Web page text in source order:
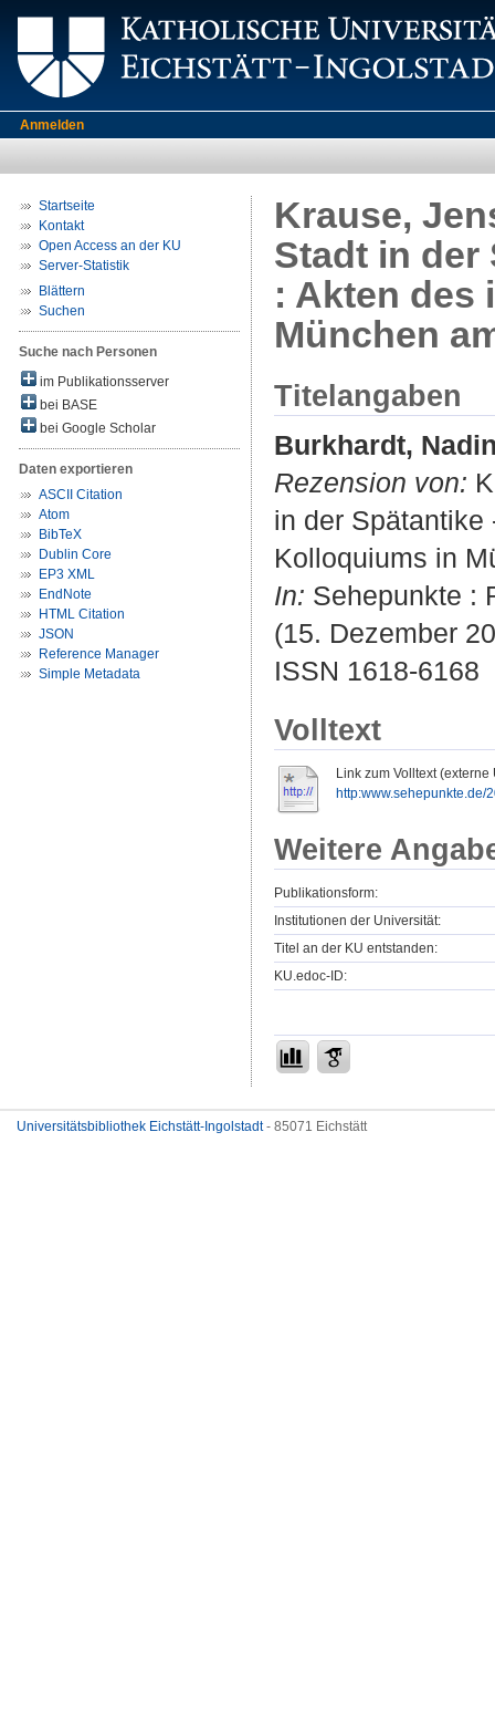
Anmelden
Startseite
Kontakt
Open Access an der KU
Server-Statistik
Blättern
Suchen
Suche nach Personen
im Publikationsserver
bei BASE
bei Google Scholar
Daten exportieren
ASCII Citation
Atom
BibTeX
Dublin Core
EP3 XML
EndNote
HTML Citation
JSON
Reference Manager
Simple Metadata
Krause,
Stadt in der
: Akten des
München
Titelangaben
Burkhardt,
Rezension von:
in der Spätantike
Kolloquiums in
In: Sehepunkte :
(15. Dezember
ISSN 1618-6168
Volltext
Link zum Volltext (externe
http:www.sehepunkte.de/
Weitere
Publikationsform:
Institutionen der Universität:
Titel an der KU entstanden:
KU.edoc-ID:
Universitätsbibliothek Eichstätt-Ingolstadt- 85071 Eichstätt